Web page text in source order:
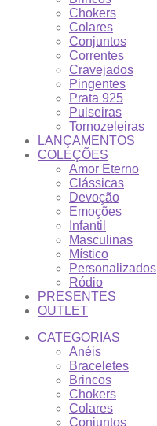
Chokers
Colares
Conjuntos
Correntes
Cravejados
Pingentes
Prata 925
Pulseiras
Tornozeleiras
LANÇAMENTOS
COLEÇÕES
Amor Eterno
Clássicas
Devoção
Emoções
Infantil
Masculinas
Místico
Personalizados
Ródio
PRESENTES
OUTLET
CATEGORIAS
Anéis
Braceletes
Brincos
Chokers
Colares
Conjuntos